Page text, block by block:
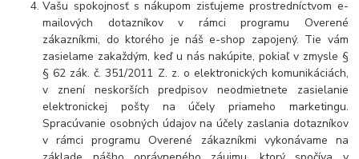
Vašu spokojnosť s nákupom zisťujeme prostredníctvom e-
mailových dotazníkov v rámci programu Overené
zákazníkmi, do ktorého je náš e-shop zapojený. Tie vám
zasielame zakaždým, keď u nás nakúpite, pokiaľ v zmysle §
§ 62 zák. č. 351/2011 Z. z. o elektronických komunikáciách,
v znení neskorších predpisov neodmietnete zasielanie
elektronickej pošty na účely priameho marketingu.
Spracúvanie osobných údajov na účely zaslania dotazníkov
v rámci programu Overené zákazníkmi vykonávame na